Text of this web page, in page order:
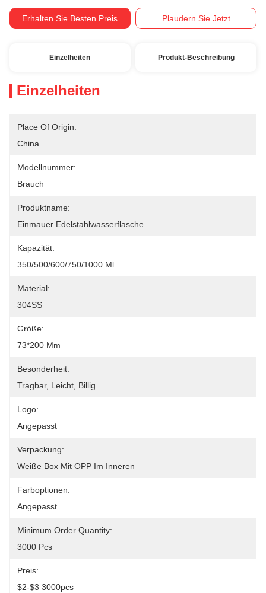
Erhalten Sie Besten Preis Plaudern Sie Jetzt
Einzelheiten Produkt-Beschreibung
Einzelheiten
Place Of Origin:
China
Modellnummer:
Brauch
Produktname:
Einmauer Edelstahlwasserflasche
Kapazität:
350/500/600/750/1000 Ml
Material:
304SS
Größe:
73*200 Mm
Besonderheit:
Tragbar, Leicht, Billig
Logo:
Angepasst
Verpackung:
Weiße Box Mit OPP Im Inneren
Farboptionen:
Angepasst
Minimum Order Quantity:
3000 Pcs
Preis:
$2-$3 3000pcs